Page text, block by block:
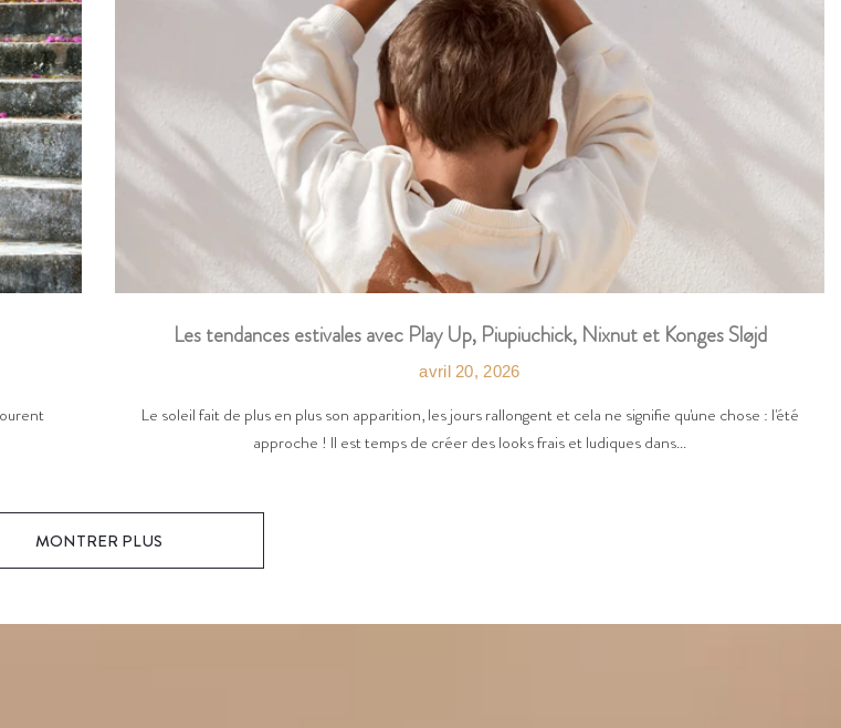
Les tendances estivales avec Play Up, Piupiuchick, Nixnut et Konges Sløjd
avril 20, 2026
Le soleil fait de plus en plus son apparition, les jours rallongent et cela ne signifie qu'une chose : l'été
approche ! Il est temps de créer des looks frais et ludiques dans...
MONTRER PLUS